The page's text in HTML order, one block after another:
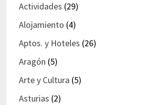
Actividades (29)
Alojamiento (4)
Aptos. y Hoteles (26)
Aragón (5)
Arte y Cultura (5)
Asturias (2)